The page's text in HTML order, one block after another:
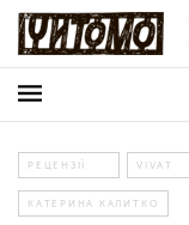
РЕЦЕНЗІЇ VIVAT
КАТЕРИНА КАЛИТКО